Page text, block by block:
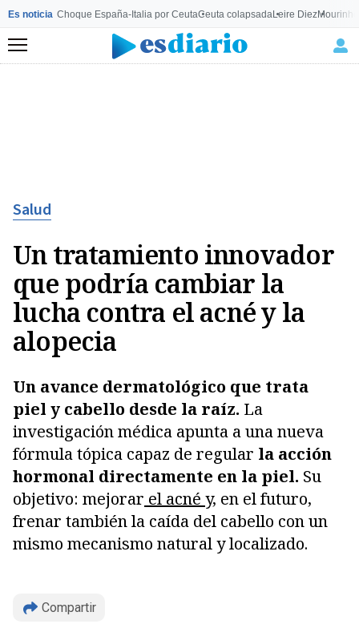
Es noticia Choque España-Italia por CeutaCeuta colapsadaLeire Diez
Menú
Salud
Un tratamiento innovador
que podría cambiar la
lucha contra el acné y la
alopecia
Un avance dermatológico que trata
piel y cabello desde la raíz. La
investigación médica apunta a una nueva
fórmula tópica capaz de regular la acción
hormonal directamente en la piel. Su
objetivo: mejorar el acné y, en el futuro,
frenar también la caída del cabello con un
mismo mecanismo natural y localizado.
Compartir